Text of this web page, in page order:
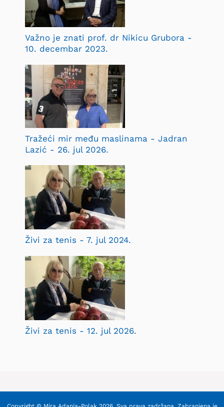
Važno je znati prof. dr Nikicu Grubora -
10. decembar 2023.
Tražeći mir među maslinama - Jadran
Lazić - 26. jul 2026.
Živi za tenis - 7. jul 2024.
Živi za tenis - 12. jul 2026.